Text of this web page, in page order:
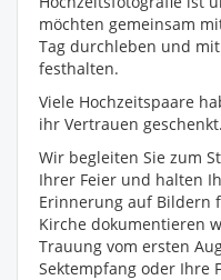
möchten gemeinsam
Tag durchleben und
festhalten.
Viele Hochzeitspaare
ihr Vertrauen geschenkt.
Wir begleiten Sie zum
Ihrer Feier und halten
Erinnerung auf Bildern
Kirche dokumentieren
Trauung vom ersten
Sektempfang oder Ihre